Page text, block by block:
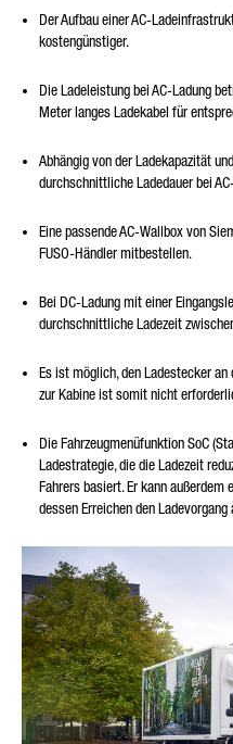
Der Aufbau einer AC-
kostengünstiger.
Die Ladeleistung bei AC-Ladung
Meter langes Ladekabel für
Abhängig von der Ladekapazität
durchschnittliche Ladedauer bei
Eine passende AC-Wallbox von
FUSO-Händler mitbestellen.
Bei DC-Ladung mit einer
durchschnittliche Ladezeit
Es ist möglich, den Ladestecker an
zur Kabine ist somit nicht
Die Fahrzeugmenüfunktion SoC
Ladestrategie, die die Ladezeit
Fahrers basiert. Er kann außerdem
dessen Erreichen den